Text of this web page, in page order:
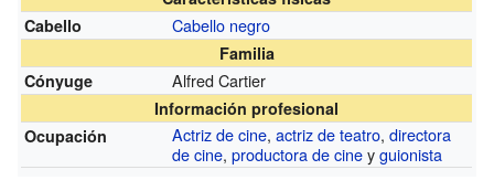
Cabello
Cabello negro
Familia
Cónyuge
Alfred Cartier
Información profesional
Ocupación
Actriz de cine,actriz de teatro,directora
de cine,productora de cineyguionista